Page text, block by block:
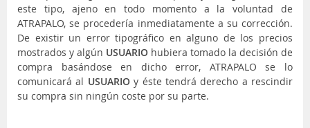
este tipo, ajeno en todo momento a la voluntad de
ATRAPALO, se procedería inmediatamente a su corrección.
De existir un error tipográfico en alguno de los precios
mostrados y algún USUARIO hubiera tomado la decisión de
compra basándose en dicho error, ATRAPALO se lo
comunicará al USUARIOy éste tendrá derecho a rescindir
su compra sin ningún coste por su parte.